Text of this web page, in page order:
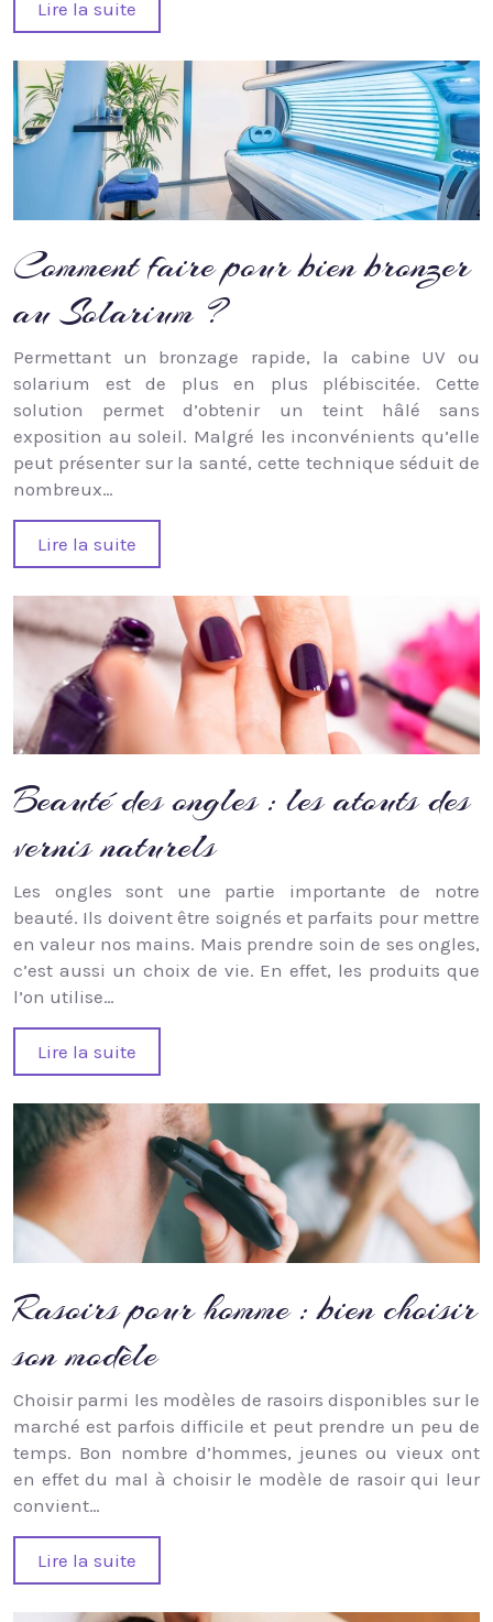
Lire la suite
Comment faire pour bien bronzer
au Solarium ?
Permettant un bronzage rapide, la cabine UV ou
solarium est de plus en plus plébiscitée. Cette
solution permet d’obtenir un teint hâlé sans
exposition au soleil. Malgré les inconvénients qu’elle
peut présenter sur la santé, cette technique séduit de
nombreux…
Lire la suite
Beauté des ongles : les atouts des
vernis naturels
Les ongles sont une partie importante de notre
beauté. Ils doivent être soignés et parfaits pour mettre
en valeur nos mains. Mais prendre soin de ses ongles,
c’est aussi un choix de vie. En effet, les produits que
l’on utilise…
Lire la suite
Rasoirs pour homme : bien choisir
son modèle
Choisir parmi les modèles de rasoirs disponibles sur le
marché est parfois difficile et peut prendre un peu de
temps. Bon nombre d’hommes, jeunes ou vieux ont
en effet du mal à choisir le modèle de rasoir qui leur
convient…
Lire la suite